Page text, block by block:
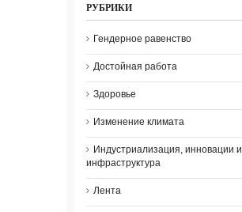
РУБРИКИ
Гендерное равенство
Достойная работа
Здоровье
Изменение климата
Индустриализация, инновации и
инфраструктура
Лента